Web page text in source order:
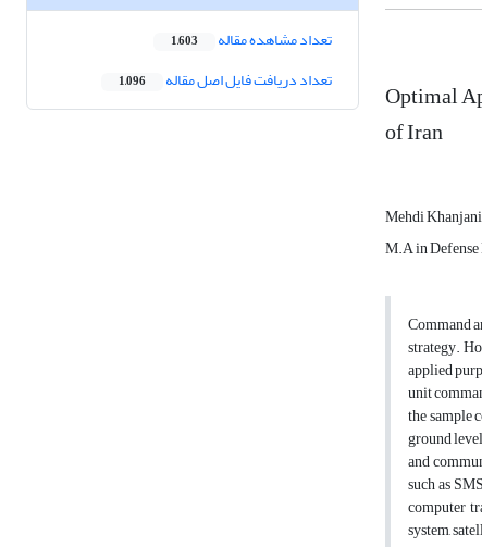
Optimal
of Iran
Mehdi Khanjani
M.A in
Command
strategy.
applied
unit
the sample
ground
and
such as
computer
system,
تعداد مشاهده مقاله 1,603
تعداد دریافت فایل اصل مقاله 1,096